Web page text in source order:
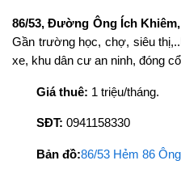
86/53, Đường Ông Ích
Gần trường học, chợ, siêu
xe, khu dân cư an ninh, đóng
Giá thuê: 1 triệu/tháng.
SĐT: 0941158330
Bản đồ:86/53 Hẻm 86